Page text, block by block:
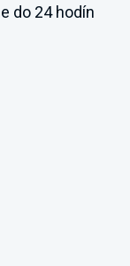
do 24 hodín